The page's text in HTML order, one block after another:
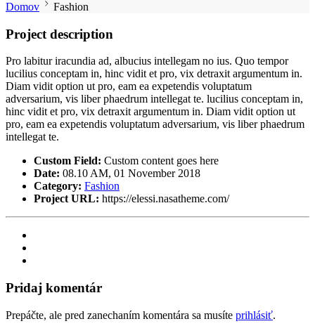
Domov Fashion
Project description
Pro labitur iracundia ad, albucius intellegam no ius. Quo tempor
lucilius conceptam in, hinc vidit et pro, vix detraxit argumentum in.
Diam vidit option ut pro, eam ea expetendis voluptatum
adversarium, vis liber phaedrum intellegat te. lucilius conceptam in,
hinc vidit et pro, vix detraxit argumentum in. Diam vidit option ut
pro, eam ea expetendis voluptatum adversarium, vis liber phaedrum
intellegat te.
Custom Field: Custom content goes here
Date: 08.10 AM, 01 November 2018
Category: Fashion
Project URL: https://elessi.nasatheme.com/
Pridaj komentár
Prepáčte, ale pred zanechaním komentára sa musíte prihlásiť.